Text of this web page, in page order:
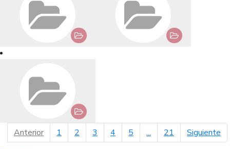
Anteriorpágina anterior
1 2 3 4 5 ... 21 Siguiente